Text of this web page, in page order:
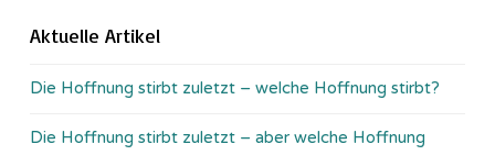
Aktuelle Artikel
Die Hoffnung stirbt zuletzt – welche Hoffnung stirbt?
Die Hoffnung stirbt zuletzt – aber welche Hoffnung